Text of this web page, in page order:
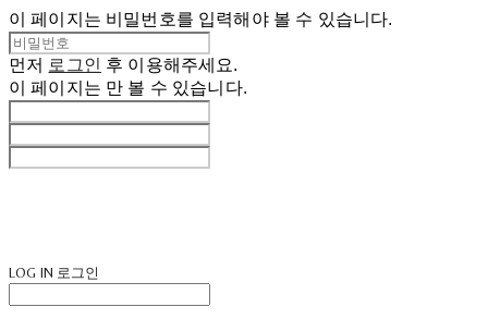
이 페이지는 비밀번호를 입력해야 볼 수 있습니다.
먼저 로그인 후 이용해주세요.
이 페이지는 만 볼 수 있습니다.
LOG IN 로그인